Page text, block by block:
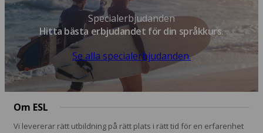
Specialerbjudanden
Hitta bästa erbjudandet för din språkkurs.
Se alla specialerbjudanden.
Om ESL
Vi levererar rätt utbildning på rätt plats i rätt tid för en erfarenhet